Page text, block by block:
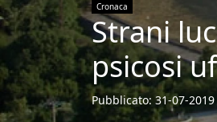
Cronaca
Strani
psicosi
Pubblicato: 31-07-2019